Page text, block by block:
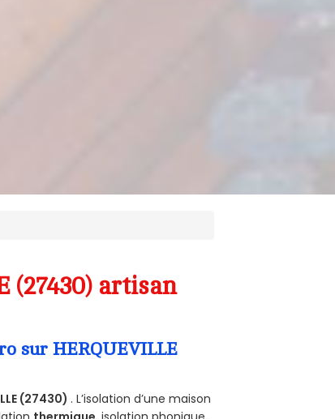
(27430) artisan
sur HERQUEVILLE
(27430) . L’isolation d’une maison